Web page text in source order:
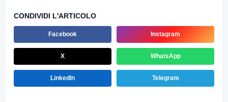
CONDIVIDI L'ARTICOLO
Facebook Instagram
X WhatsApp
LinkedIn Telegram